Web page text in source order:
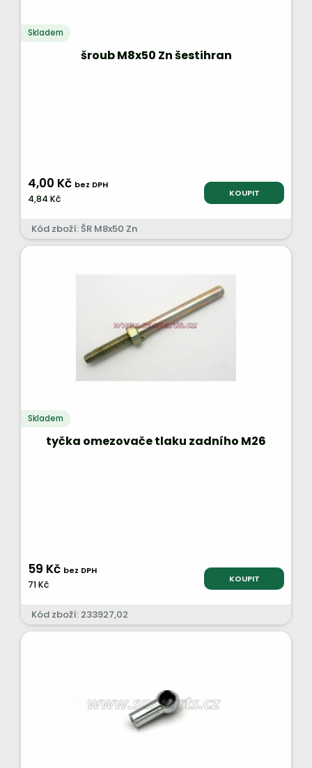
Skladem
šroub M8x50 Zn šestihran
4,00 Kč bez DPH
4,84 Kč KOUPIT
Kód zboží: ŠR M8x50 Zn
Skladem
tyčka omezovače tlaku zadního M26
59 Kč bez DPH
71 Kč KOUPIT
Kód zboží: 233927,02